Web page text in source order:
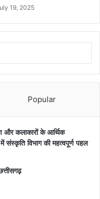
19, 2025
Popular
कलाकारों के आर्थिक
संस्कृति विभाग की महत्वपूर्ण पहल